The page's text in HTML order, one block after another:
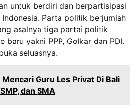
untuk berdiri dan berpartisipasi
Parta politik berjumlah
asalnya tiga partai politik
baru yakni PPP, Golkar dan PDI.
seluasnya.
Mencari Guru Les Privat Di Bali
dan SMA